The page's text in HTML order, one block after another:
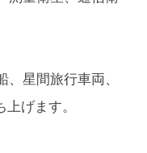
星間旅行車両、
げます。